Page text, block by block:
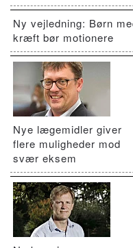
Ny vejledning: Børn
kræft bør motionere
Nye lægemidler giver
flere muligheder mod
svær eksem